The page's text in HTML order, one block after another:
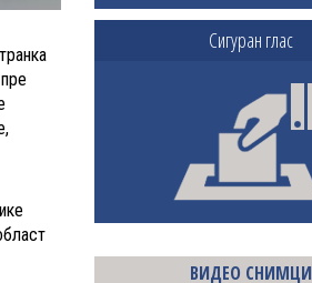
Сигуран глас
ВИДЕО СНИМЦИ